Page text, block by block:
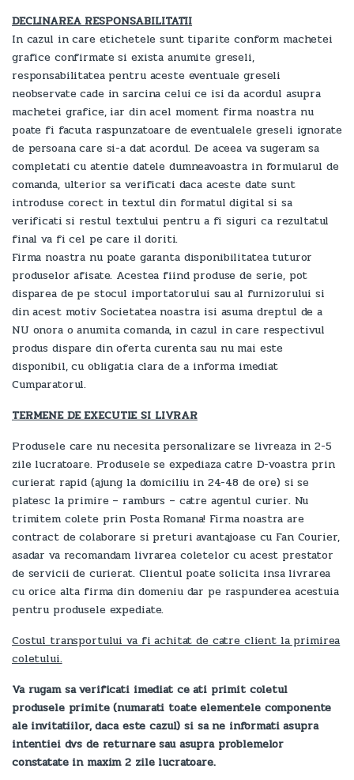
DECLINAREA RESPONSABILITATII
In cazul in care etichetele sunt tiparite conform machetei
grafice confirmate si exista anumite greseli,
responsabilitatea pentru aceste eventuale greseli
neobservate cade in sarcina celui ce isi da acordul asupra
machetei grafice, iar din acel moment firma noastra nu
poate fi facuta raspunzatoare de eventualele greseli ignorate
de persoana care si-a dat acordul. De aceea va sugeram sa
completati cu atentie datele dumneavoastra in formularul de
comanda, ulterior sa verificati daca aceste date sunt
introduse corect in textul din formatul digital si sa
verificati si restul textului pentru a fi siguri ca rezultatul
final va fi cel pe care il doriti.
Firma noastra nu poate garanta disponibilitatea tuturor
produselor afisate. Acestea fiind produse de serie, pot
disparea de pe stocul importatorului sau al furnizorului si
din acest motiv Societatea noastra isi asuma dreptul de a
NU onora o anumita comanda, in cazul in care respectivul
produs dispare din oferta curenta sau nu mai este
disponibil, cu obligatia clara de a informa imediat
Cumparatorul.
TERMENE DE EXECUTIE SI LIVRAR
Produsele care nu necesita personalizare se livreaza in 2-5
zile lucratoare. Produsele se expediaza catre D-voastra prin
curierat rapid (ajung la domiciliu in 24-48 de ore) si se
platesc la primire – ramburs – catre agentul curier. Nu
trimitem colete prin Posta Romana! Firma noastra are
contract de colaborare si preturi avantajoase cu Fan Courier,
asadar va recomandam livrarea coletelor cu acest prestator
de servicii de curierat. Clientul poate solicita insa livrarea
cu orice alta firma din domeniu dar pe raspunderea acestuia
pentru produsele expediate.
Costul transportului va fi achitat de catre client la primirea
coletului.
Va rugam sa verificati imediat ce ati primit coletul
produsele primite (numarati toate elementele componente
ale invitatiilor, daca este cazul) si sa ne informati asupra
intentiei dvs de returnare sau asupra problemelor
constatate in maxim 2 zile lucratoare.